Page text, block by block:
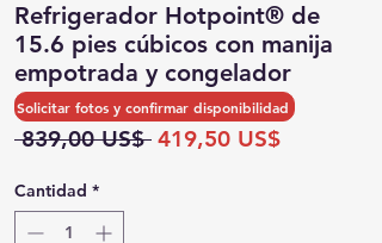
Refrigerador Hotpoint® de
15.6 pies cúbicos con manija
empotrada y congelador
superior.
839,00 US$ Precio
419,50 US$Precio
Cantidad *
Solicitar fotos y confirmar disponibilidad